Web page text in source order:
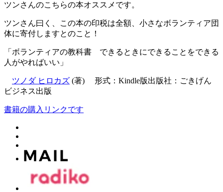
ツンさんのこちらの本オススメです。
ツンさん曰く、この本の印税は全額、小さなボランティア団
体に寄付しますとのこと！
「ボランティアの教科書 できるときにできることをできる
人がやればいい」
ツノダ ヒロカズ (著) 形式：Kindle版出版社：ごきげん
ビジネス出版
書籍の購入リンクです